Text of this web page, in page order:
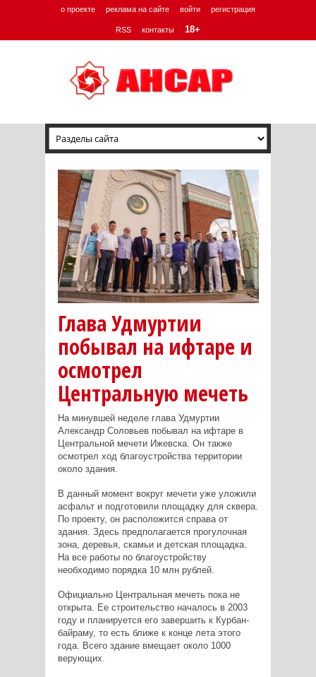
о проекте реклама на сайте войти регистрация
RSS контакты 18+
Глава Удмуртии
побывал на ифтаре и
осмотрел
Центральную мечеть
На минувшей неделе глава Удмуртии
Александр Соловьев побывал на ифтаре в
Центральной мечети Ижевска. Он также
осмотрел ход благоустройства территории
около здания.
В данный момент вокруг мечети уже уложили
асфальт и подготовили площадку для сквера.
По проекту, он расположится справа от
здания. Здесь предполагается прогулочная
зона, деревья, скамьи и детская площадка.
На все работы по благоустройству
необходимо порядка 10 млн рублей.
Официально Центральная мечеть пока не
открыта. Ее строительство началось в 2003
году и планируется его завершить к Курбан-
байраму, то есть ближе к конце лета этого
года. Всего здание вмещает около 1000
верующих.